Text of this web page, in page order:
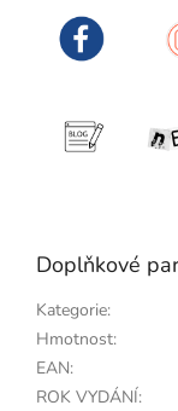
Doplňkové
Kategorie:
Hmotnost:
EAN:
ROK VYDÁNÍ: